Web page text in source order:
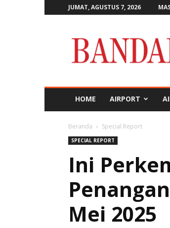
JUMAT, AGUSTUS 7, 2026
Bandara
HOME AIRPORT
Beranda Special Report
SPECIAL REPORT
Ini
Mei 2025